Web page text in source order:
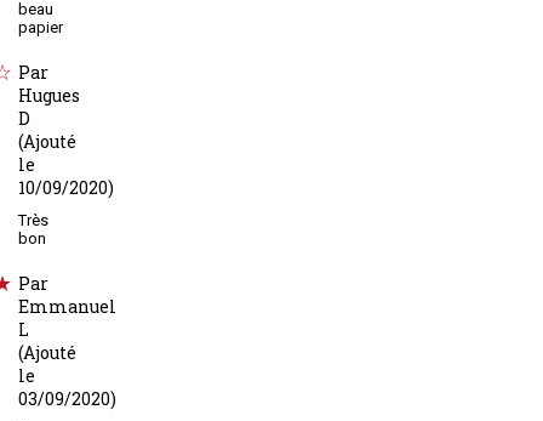
beau
papier
Par
Hugues
D
(Ajouté
le
10/09/2020)
Très
bon
Par
Emmanuel
L
(Ajouté
le
03/09/2020)